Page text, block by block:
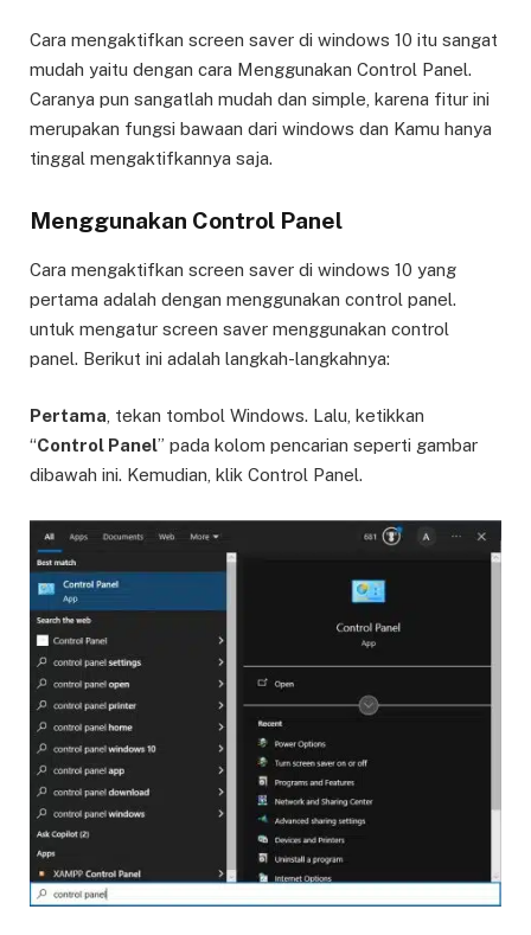
Cara mengaktifkan screen saver di windows 10 itu sangat
mudah yaitu dengan cara Menggunakan Control Panel.
Caranya pun sangatlah mudah dan simple, karena fitur ini
merupakan fungsi bawaan dari windows dan Kamu hanya
tinggal mengaktifkannya saja.
Menggunakan Control Panel
Cara mengaktifkan screen saver di windows 10 yang
pertama adalah dengan menggunakan control panel.
untuk mengatur screen saver menggunakan control
panel. Berikut ini adalah langkah-langkahnya:
Pertama , tekan tombol Windows. Lalu, ketikkan
“Control Panel” pada kolom pencarian seperti gambar
dibawah ini. Kemudian, klik Control Panel.